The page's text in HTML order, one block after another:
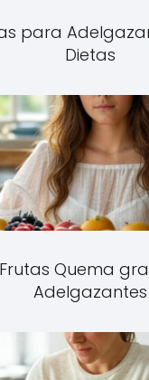
para
Dietas
Frutas Quema
Adelgazantes